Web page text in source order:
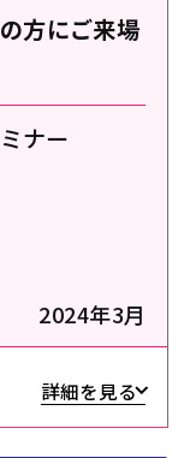
方にご来場
ナー
2024年3月
詳細を見る